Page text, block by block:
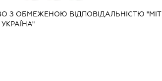
З ОБМЕЖЕНОЮ ВІДПОВІДАЛЬНІСТЮ "МІТ